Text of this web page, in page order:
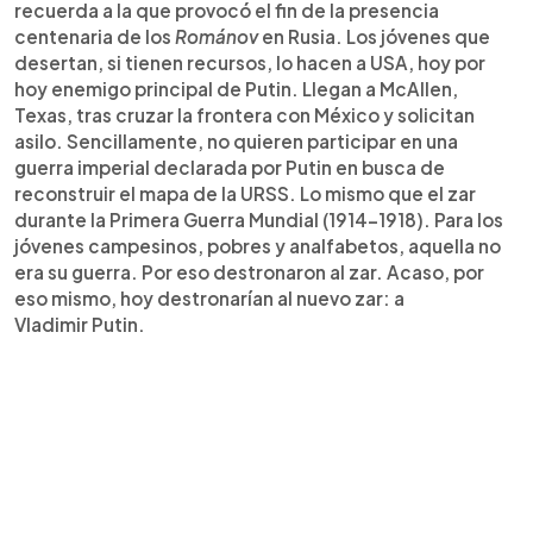
recuerda a la que provocó el fin de la presencia
centenaria de los Románoven Rusia. Los jóvenes que
desertan, si tienen recursos, lo hacen a USA, hoy por
hoy enemigo principal de Putin. Llegan a McAllen,
Texas, tras cruzar la frontera con México y solicitan
asilo. Sencillamente, no quieren participar en una
guerra imperial declarada por Putin en busca de
reconstruir el mapa de la URSS. Lo mismo que el zar
durante la Primera Guerra Mundial (1914-1918). Para los
jóvenes campesinos, pobres y analfabetos, aquella no
era su guerra. Por eso destronaron al zar. Acaso, por
eso mismo, hoy destronarían al nuevo zar: a
Vladimir Putin.